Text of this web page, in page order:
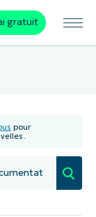
gratuit
pour